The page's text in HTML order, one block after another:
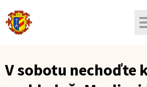
V sobotu nechoďte